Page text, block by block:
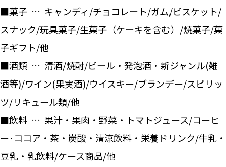
■菓子 … キャンディ/チョコレート/ガム/ビスケット/
スナック/玩具菓子/生菓子（ケーキを含む）/焼菓子/菓
子ギフト/他
■酒類 … 清酒/焼酎/ビール・発泡酒・新ジャンル(雑
酒等)/ワイン(果実酒)/ウイスキー/ブランデー/スピリッ
ツ/リキュール類/他
■飲料 … 果汁・果肉・野菜・トマトジュース/コーヒ
ー･ココア・茶・炭酸・清涼飲料・栄養ドリンク/牛乳・
豆乳・乳飲料/ケース商品/他